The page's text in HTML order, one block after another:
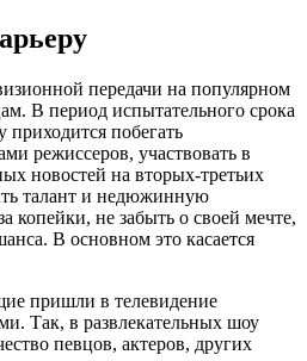
передачи на популярном
В период испытательного срока
побегать
режиссеров, участвовать в
новостей на вторых-третьих
талант и недюжинную
копейки, не забыть о своей мечте,
В основном это касается
пришли в телевидение
Так, в развлекательных шоу
певцов, актеров, других